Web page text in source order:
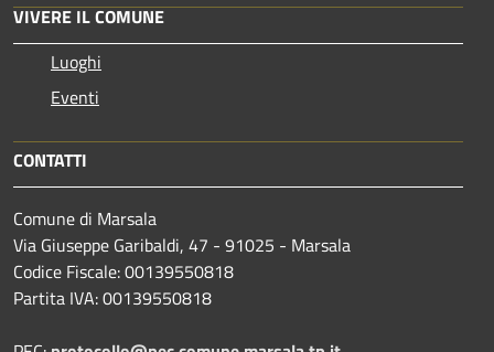
VIVERE IL COMUNE
Luoghi
Eventi
CONTATTI
Comune di Marsala
Via Giuseppe Garibaldi, 47 - 91025 - Marsala
Codice Fiscale: 00139550818
Partita IVA: 00139550818